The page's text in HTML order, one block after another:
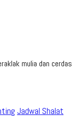
mulia dan cerdas
Jadwal Shalat